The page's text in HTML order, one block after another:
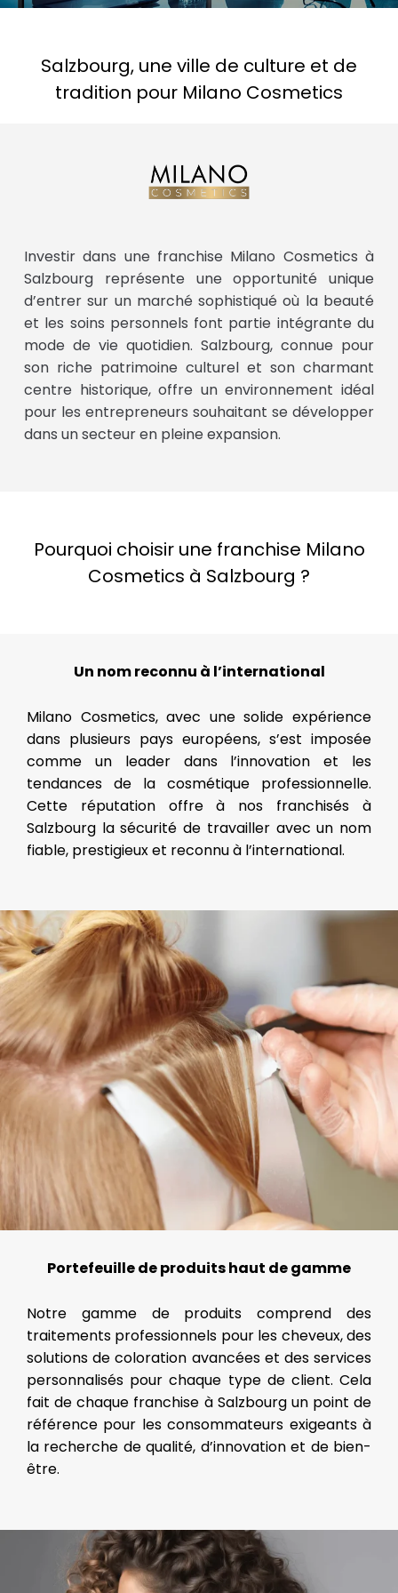
Salzbourg, une ville de culture et de
tradition pour Milano Cosmetics
Investir dans une franchise Milano Cosmetics à
Salzbourg représente une opportunité unique
d’entrer sur un marché sophistiqué où la beauté
et les soins personnels font partie intégrante du
mode de vie quotidien. Salzbourg, connue pour
son riche patrimoine culturel et son charmant
centre historique, offre un environnement idéal
pour les entrepreneurs souhaitant se développer
dans un secteur en pleine expansion.
Pourquoi choisir une franchise Milano
Cosmetics à Salzbourg ?
Un nom reconnu à l’international
Milano Cosmetics, avec une solide expérience
dans plusieurs pays européens, s’est imposée
comme un leader dans l’innovation et les
tendances de la cosmétique professionnelle.
Cette réputation offre à nos franchisés à
Salzbourg la sécurité de travailler avec un nom
fiable, prestigieux et reconnu à l’international.
Portefeuille de produits haut de gamme
Notre gamme de produits comprend des
traitements professionnels pour les cheveux, des
solutions de coloration avancées et des services
personnalisés pour chaque type de client. Cela
fait de chaque franchise à Salzbourg un point de
référence pour les consommateurs exigeants à
la recherche de qualité, d’innovation et de bien-
être.